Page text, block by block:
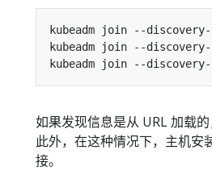
如果发现信息是从 URL 加载的
此外，在这种情况下，主机安
接。